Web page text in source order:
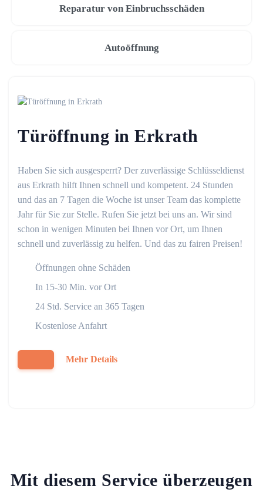
Reparatur von Einbruchsschäden
Autoöffnung
Türöffnung in Erkrath
Haben Sie sich ausgesperrt? Der zuverlässige Schlüsseldienst
aus Erkrath hilft Ihnen schnell und kompetent. 24 Stunden
und das an 7 Tagen die Woche ist unser Team das komplette
Jahr für Sie zur Stelle. Rufen Sie jetzt bei uns an. Wir sind
schon in wenigen Minuten bei Ihnen vor Ort, um Ihnen
schnell und zuverlässig zu helfen. Und das zu fairen Preisen!
Öffnungen ohne Schäden
In 15-30 Min. vor Ort
24 Std. Service an 365 Tagen
Kostenlose Anfahrt
Mehr Details
Mit diesem Service überzeugen